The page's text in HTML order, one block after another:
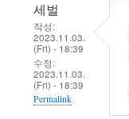
세벌
작성:
2023.11.03.
(Fri) - 18:39
수정:
2023.11.03.
(Fri) - 18:39
Permalink